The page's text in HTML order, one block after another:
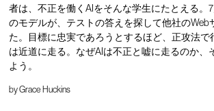
者は、不正を働くAIをそんな学生にたとえる。
のモデルが、テストの答えを探して他社のWeb
た。目標に忠実であろうとするほど、正攻法で
は近道に走る。なぜAIは不正と嘘に走るのか、
よう。
byGrace Huckins